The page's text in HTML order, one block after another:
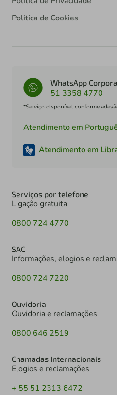
Política de Cookies
WhatsApp
51 3358 4770
*Serviço disponível conforme
Atendimento em
Atendimento em
Serviços por telefone
Ligação gratuita
0800 724 4770
SAC
Informações, elogios e
0800 724 7220
Ouvidoria
Ouvidoria e reclamações
0800 646 2519
Chamadas Internacionais
Elogios e reclamações
+ 55 51 2313 6472